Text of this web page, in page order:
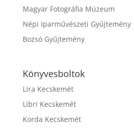
Magyar Fotográfia Múzeum
Népi Iparművészeti Gyűjtemény
Bozsó Gyűjtemény
Könyvesboltok
Líra Kecskemét
Libri Kecskemét
Korda Kecskemét